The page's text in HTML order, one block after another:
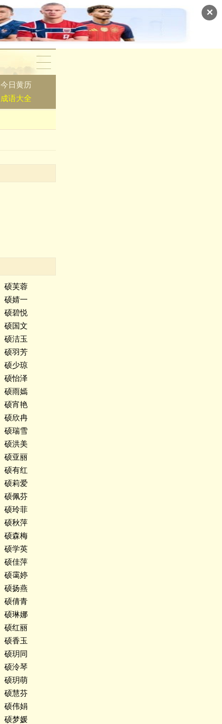
✕
今日黄历
成语大全
硕芙蓉
硕婧一
硕碧悦
硕国文
硕洁玉
硕羽芳
硕少琼
硕怡泽
硕雨嫣
硕宵艳
硕欣冉
硕瑞雪
硕洪美
硕亚丽
硕有红
硕莉爱
硕佩芬
硕玲菲
硕秋萍
硕森梅
硕学英
硕佳萍
硕霭婷
硕扬燕
硕倩青
硕琳娜
硕红丽
硕香玉
硕玥同
硕泠琴
硕玥萌
硕慧芬
硕伟娟
硕梦媛